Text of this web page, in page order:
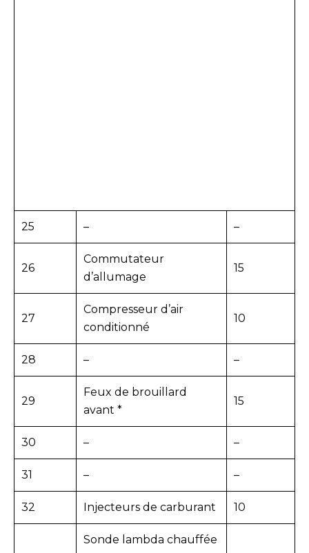
25 – –
26
Commutateur
d’allumage
15
27
Compresseur d’air
conditionné
10
28 – –
29
Feux de brouillard
avant *
15
30 – –
31 – –
32 Injecteurs de carburant 10
Sonde lambda chauffée